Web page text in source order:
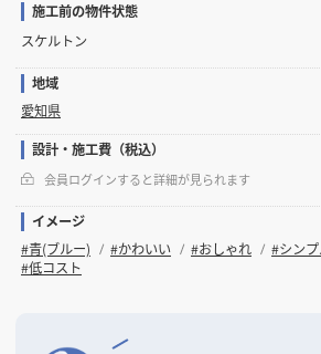
施工前の物件状態
スケルトン
地域
愛知県
設計・施工費（税込）
会員ログインすると詳細が見られます
イメージ
#青(ブルー)
#かわいい #おしゃれ #シン
#低コスト